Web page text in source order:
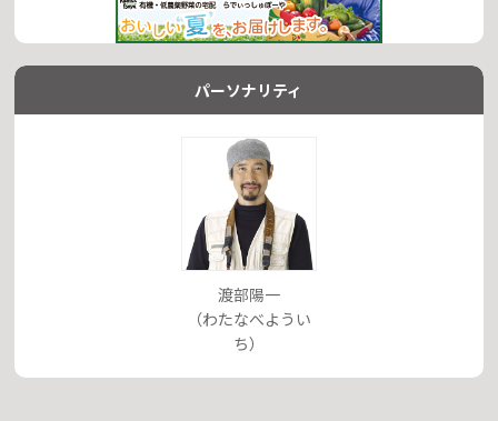
パーソナリティ
渡部陽一
（わたなべようい
ち）